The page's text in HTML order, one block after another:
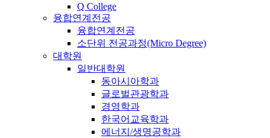
Q College
융합연계전공
융합연계전공
소단위 전공과정(Micro Degree)
대학원
일반대학원
동아시아학과
글로벌관광학과
경영학과
한국어교육학과
에너지/생명공학과